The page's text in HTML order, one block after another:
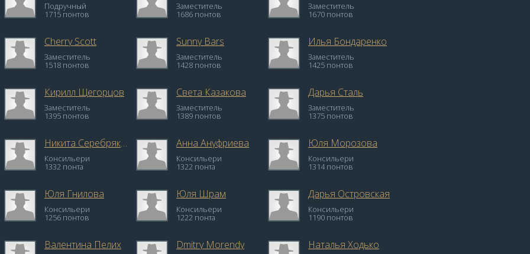
Подручный
1715 понтов
Заместитель
1686 понтов
Заместитель
1670 понтов
Cherry Scott
Заместитель
1518 понтов
Sunny Bars
Заместитель
1428 понтов
Илья Бондаренко
Заместитель
1425 понтов
Кирилл Щегорцов
Заместитель
1395 понтов
Света Казакова
Заместитель
1389 понтов
Дарья Сталь
Заместитель
1375 понтов
Никита Серебряков
Консильери
1332 понта
Анна Ануфриева
Консильери
1322 понта
Юля Морозова
Консильери
1314 понтов
Юля Гнилова
Консильери
1256 понтов
Юля Шрам
Консильери
1222 понта
Дарья Островская
Консильери
1190 понтов
Валентина Пелих Dmitry Morendy Наталья Ходько